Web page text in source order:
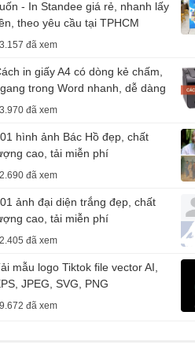
- In Standee giá rẻ, nhanh lấy
theo yêu cầu tại TPHCM
đã xem
in giấy A4 có dòng kẻ chấm,
trong Word nhanh, dễ dàng
đã xem
hình ảnh Bác Hồ đẹp, chất
cao, tải miễn phí
đã xem
ảnh đại diện trắng đẹp, chất
cao, tải miễn phí
đã xem
mẫu logo Tiktok file vector AI,
JPEG, SVG, PNG
đã xem